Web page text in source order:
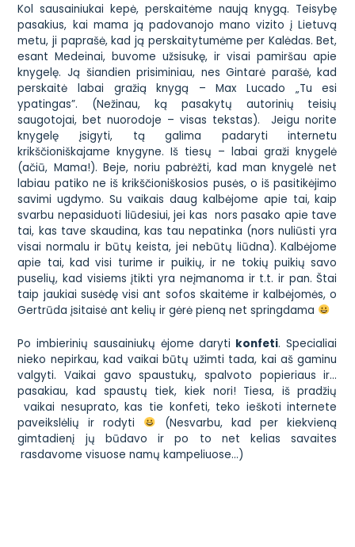
Kol sausainiukai kepė, perskaitėme naują knygą. Teisybę
pasakius, kai mama ją padovanojo mano vizito į Lietuvą
metu, ji paprašė, kad ją perskaitytumėme per Kalėdas. Bet,
esant Medeinai, buvome užsisukę, ir visai pamiršau apie
knygelę. Ją šiandien prisiminiau, nes Gintarė parašė, kad
perskaitė labai gražią knygą –Max Lucado „Tu esi
ypatingas”. (Nežinau, ką pasakytų autorinių teisių
saugotojai, bet nuorodoje – visas tekstas). Jeigu norite
knygelę įsigyti, tą galima padaryti internetu
krikščioniškajame knygyne. Iš tiesų – labai graži knygelė
(ačiū, Mama!). Beje, noriu pabrėžti, kad man knygelė net
labiau patiko ne iš krikščioniškosios pusės, o iš pasitikėjimo
savimi ugdymo. Su vaikais daug kalbėjome apie tai, kaip
svarbu nepasiduoti liūdesiui, jei kas nors pasako apie tave
tai, kas tave skaudina, kas tau nepatinka (nors nuliūsti yra
visai normalu ir būtų keista, jei nebūtų liūdna). Kalbėjome
apie tai, kad visi turime ir puikių, ir ne tokių puikių savo
puselių, kad visiems įtikti yra neįmanoma ir t.t. ir pan. Štai
taip jaukiai susėdę visi ant sofos skaitėme ir kalbėjomės, o
Gertrūda įsitaisė ant kelių ir gėrė pieną net springdama
Po imbierinių sausainiukų ėjome daryti konfeti. Specialiai
nieko nepirkau, kad vaikai būtų užimti tada, kai aš gaminu
valgyti. Vaikai gavo spaustukų, spalvoto popieriaus ir…
pasakiau, kad spaustų tiek, kiek nori! Tiesa, iš pradžių
vaikai nesuprato, kas tie konfeti, teko ieškoti internete
paveikslėlių ir rodyti
(Nesvarbu, kad per kiekvieną
gimtadienį jų būdavo ir po to net kelias savaites
rasdavome visuose namų kampeliuose…)